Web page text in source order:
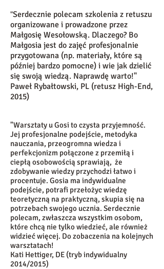
"Serdecznie polecam szkolenia z retuszu
organizowane i prowadzone przez
Małgosię Wesołowską. Dlaczego? Bo
Małgosia jest do zajęć profesjonalnie
przygotowana (np. materiały, które są
później bardzo pomocne) i wie jak dzielić
się swoją wiedzą. Naprawdę warto!"
Paweł Rybałtowski, PL (retusz High-End,
2015)
"Warsztaty u Gosi to czysta przyjemność.
Jej profesjonalne podejście, metodyka
nauczania, przeogromna wiedza i
perfekcjonizm połączone z przemiłą i
ciepłą osobowością sprawiają, że
zdobywanie wiedzy przychodzi łatwo i
procentuje. Gosia ma indywidualne
podejście, potrafi przełożyc wiedzę
teoretyczną na praktyczną, skupia się na
potrzebach swojego ucznia. Serdecznie
polecam, zwłaszcza wszystkim osobom,
które chcą nie tylko wiedzieć, ale również
widzieć więcej. Do zobaczenia na kolejnych
warsztatach!
Kati Hettiger, DE (tryb indywidualny
2014/2015)